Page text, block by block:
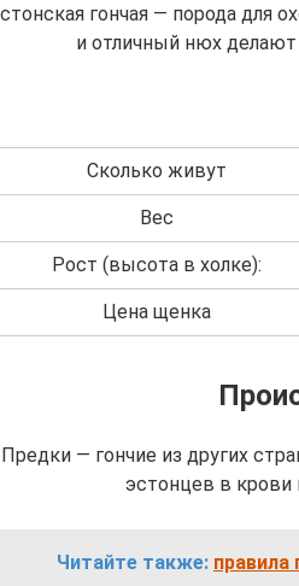
гончая — порода для
и отличный нюх делают
Сколько живут
Вес
Рост (высота в холке):
Цена щенка
Предки — гончие из других
эстонцев в крови
Читайте также: правила